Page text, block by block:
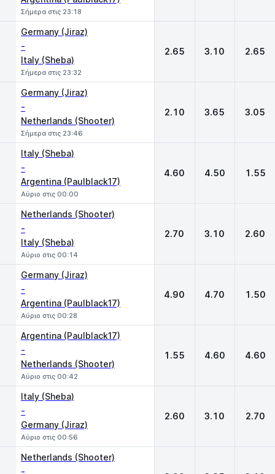
Σήμερα στις 23:18
Germany (Jiraz)
-
Italy (Sheba)
Σήμερα στις 23:32
2.65 3.10 2.65
Germany (Jiraz)
-
Netherlands (Shooter)
Σήμερα στις 23:46
2.10 3.65 3.05
Italy (Sheba)
-
Argentina (Paulblack17)
Αύριο στις 00:00
4.60 4.50 1.55
Netherlands (Shooter)
-
Italy (Sheba)
Αύριο στις 00:14
2.70 3.10 2.60
Germany (Jiraz)
-
Argentina (Paulblack17)
Αύριο στις 00:28
4.90 4.70 1.50
Argentina (Paulblack17)
-
Netherlands (Shooter)
Αύριο στις 00:42
1.55 4.60 4.60
Italy (Sheba)
-
Germany (Jiraz)
Αύριο στις 00:56
2.60 3.10 2.70
Netherlands (Shooter)
-